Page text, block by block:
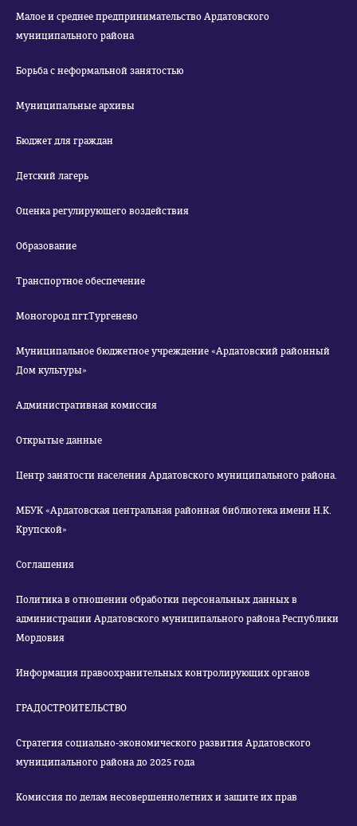
Малое и среднее предпринимательство Ардатовского
муниципального района
Борьба с неформальной занятостью
Муниципальные архивы
Бюджет для граждан
Детский лагерь
Оценка регулирующего воздействия
Образование
Транспортное обеспечение
Моногород пгт.Тургенево
Муниципальное бюджетное учреждение «Ардатовский районный
Дом культуры»
Административная комиссия
Открытые данные
Центр занятости населения Ардатовского муниципального района.
МБУК «Ардатовская центральная районная библиотека имени Н.К.
Крупской»
Соглашения
Политика в отношении обработки персональных данных в
администрации Ардатовского муниципального района Республики
Мордовия
Информация правоохранительных контролирующих органов
ГРАДОСТРОИТЕЛЬСТВО
Стратегия социально-экономического развития Ардатовского
муниципального района до 2025 года
Комиссия по делам несовершеннолетних и защите их прав